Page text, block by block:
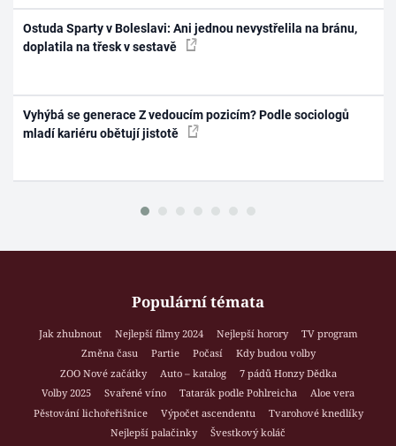
Ostuda Sparty v Boleslavi: Ani jednou nevystřelila na bránu,
doplatila na třesk v sestavě
Vyhýbá se generace Z vedoucím pozicím? Podle sociologů
mladí kariéru obětují jistotě
Populární témata
Jak zhubnout Nejlepší filmy 2024 Nejlepší horory
TV program
Změna času
Partie Počasí
Kdy budou volby
ZOO Nové začátky
Auto – katalog
7 pádů Honzy Dědka
Volby 2025
Svařené víno Tatarák podle Pohlreicha
Aloe vera
Pěstování lichořeřišnice
Výpočet ascendentu
Tvarohové knedlíky
Nejlepší palačinky
Švestkový koláč